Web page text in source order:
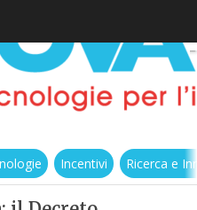
Incentivi Ricerca e